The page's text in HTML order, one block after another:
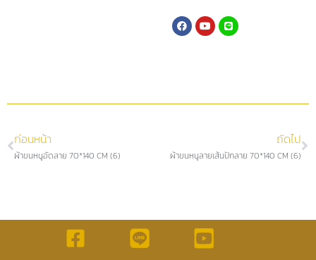
ก่อนหน้า
ผ้าขนหนูอัดลาย 70*140 CM (6)
ถัดไป
ผ้าขนหนูลายเส้นปักลาย 70*140 CM (6)